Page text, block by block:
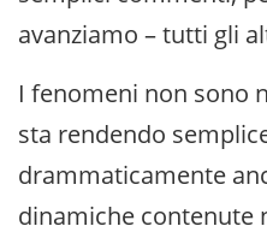
avanziamo – tutti gli
I fenomeni non sono
sta rendendo
drammaticamente
dinamiche contenute